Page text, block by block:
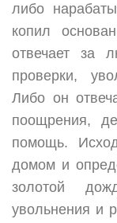
либо
копил
отвечает за
проверки,
Либо он
поощрения,
помощь.
домом и
золотой
увольнения и